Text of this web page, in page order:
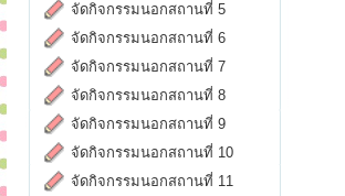
จัดกิจกรรมนอกสถานที่ 5
จัดกิจกรรมนอกสถานที่ 6
จัดกิจกรรมนอกสถานที่ 7
จัดกิจกรรมนอกสถานที่ 8
จัดกิจกรรมนอกสถานที่ 9
จัดกิจกรรมนอกสถานที่ 10
จัดกิจกรรมนอกสถานที่ 11